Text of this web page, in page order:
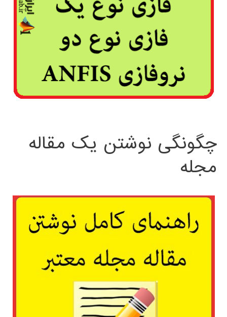
چگونگی نوشتن یک مقاله
مجله